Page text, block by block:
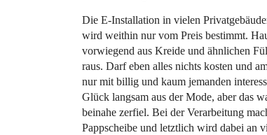
Die E-Installation in vielen
wird weithin nur vom Preis bestimmt.
vorwiegend aus Kreide und ähnlichen
raus. Darf eben alles nichts kosten und
nur mit billig und kaum jemanden
Glück langsam aus der Mode, aber das
beinahe zerfiel. Bei der Verarbeitung
Pappscheibe und letztlich wird dabei an